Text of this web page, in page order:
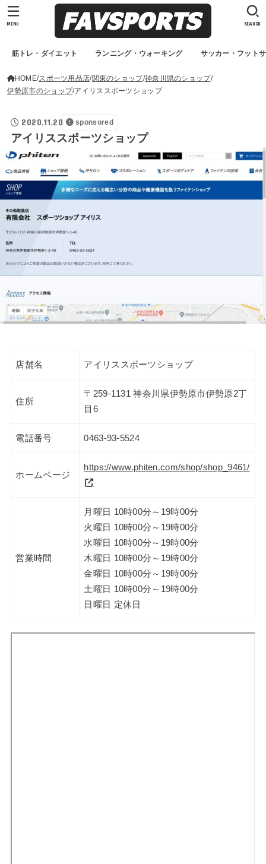
筋トレ・ダイエット ランニング・ウォーキング サッカー・フット
SEARCH
MENU
HOME スポーツ用品店 関東のショップ 神奈川県のショップ
伊勢原市のショップ アイリススポーツショップ
2020.11.20 sponsored
アイリススポーツショップ
店舗名 アイリススポーツショップ
住所
〒259-1131 神奈川県伊勢原市伊勢原2丁
目6
電話番号 0463-93-5524
ホームページ
https://www.phiten.com/shop/shop_9461/
営業時間
月曜日 10時00分～19時00分
火曜日 10時00分～19時00分
水曜日 10時00分～19時00分
木曜日 10時00分～19時00分
金曜日 10時00分～19時00分
土曜日 10時00分～19時00分
日曜日 定休日